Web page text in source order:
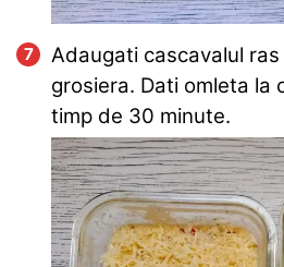
Adaugati cascavalul
grosiera. Dati omleta la
timp de 30 minute.